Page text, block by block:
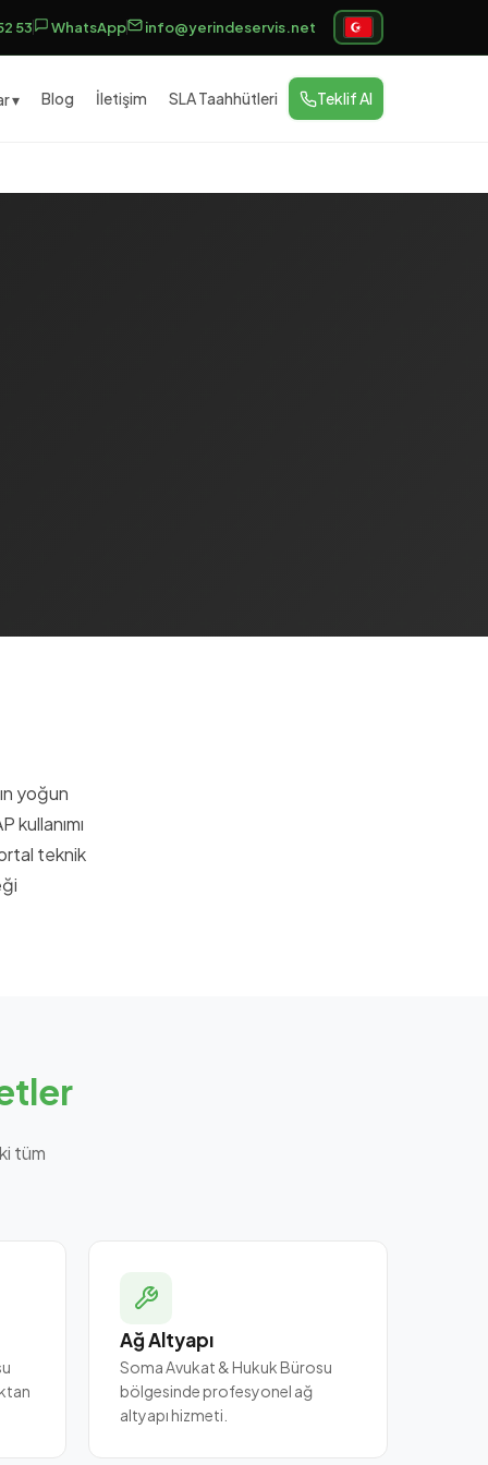
53 WhatsApp info@yerindeservis.net
▾ Blog İletişim SLA Taahhütleri Teklif Al
yoğun
teknik
tüm
Ağ Altyapı
Soma Avukat & Hukuk Bürosu
bölgesinde profesyonel ağ
altyapı hizmeti.